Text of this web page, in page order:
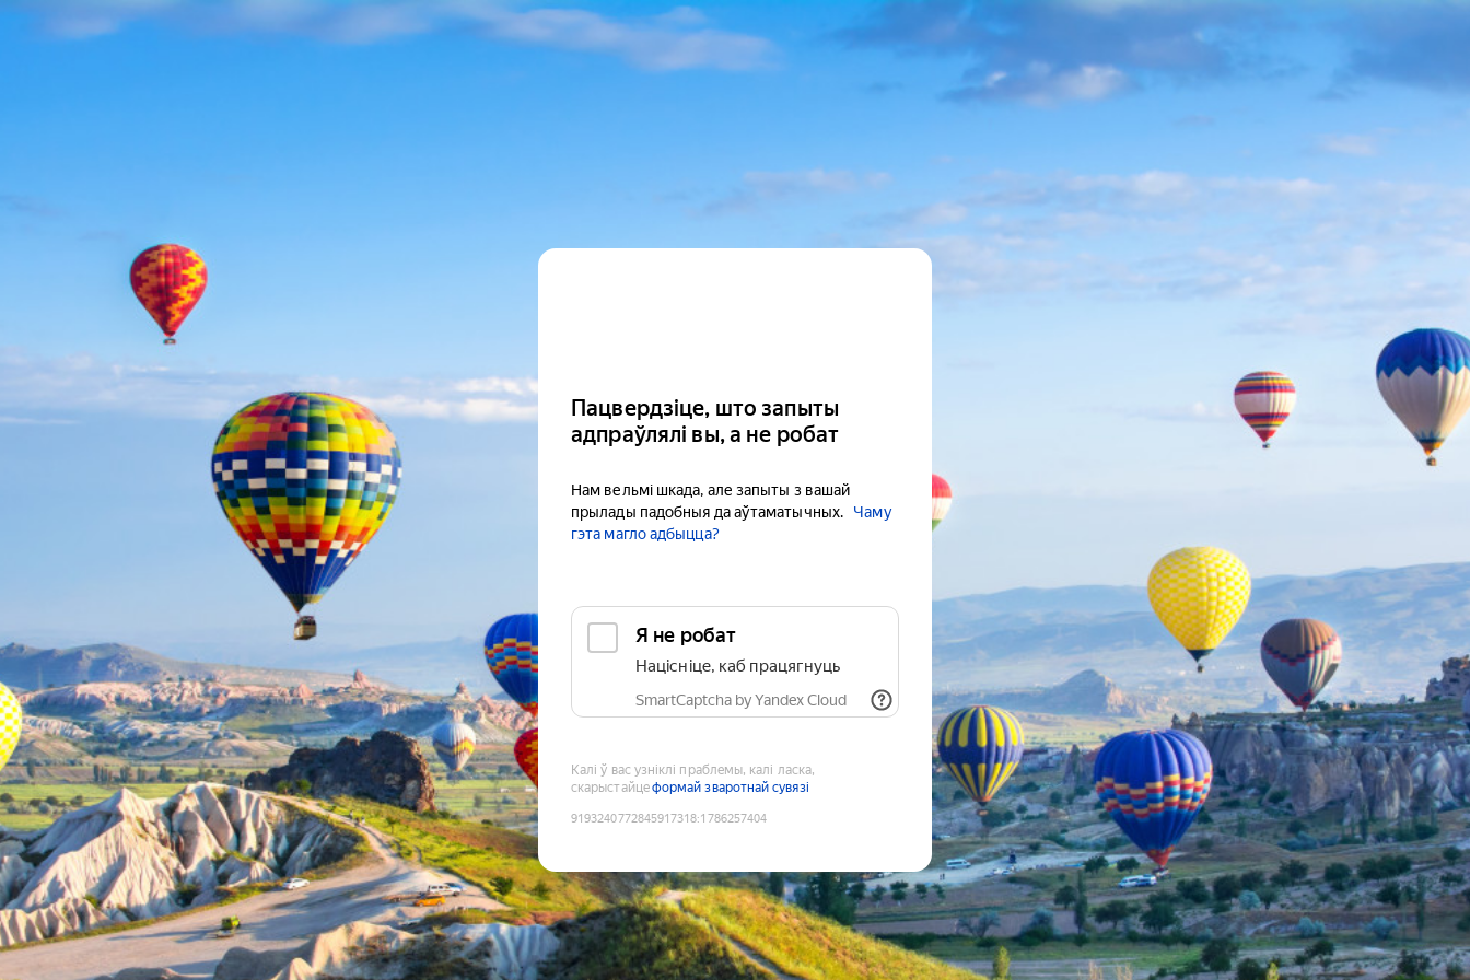
Пацвердзіце, што запыты
адпраўлялі вы, а не робат
Нам вельмі шкада, але запыты з вашай
прылады падобныя да аўтаматычных.
Чаму
гэта магло адбыцца?
Я не робат
Націсніце, каб працягнуць
SmartCaptcha by Yandex Cloud
Калі ў вас узніклі праблемы, калі ласка,
скарыстайцеформай зваротнай сувязі
9193240772845917318:1786257404